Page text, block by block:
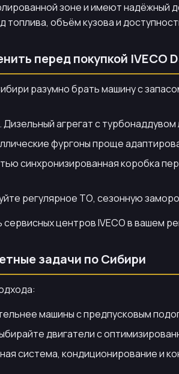
зоне и имеют надёжный
топлива, объём кузова и
перед покупкой IVECO
разумно брать машину с
. Дизельный агрегат с
фургоны проще
синхронизированная коробка
регулярное ТО, сезонную
центров IVECO в вашем
задачи по Сибири
машины с предпусковым
двигатели с
система, кондиционирование и